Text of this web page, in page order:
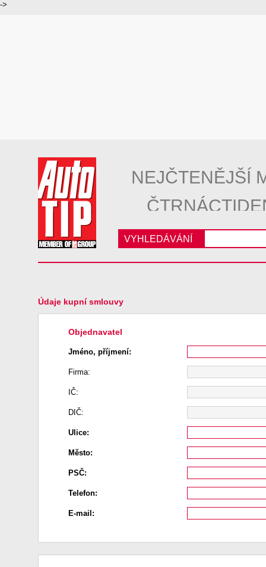
->
NEJČTENĚJŠÍ
VYHLEDÁVÁNÍ
Údaje kupní smlouvy
Objednavatel
Jméno, příjmení:
Firma:
IČ:
DIČ:
Ulice:
Město:
PSČ:
Telefon:
E-mail: